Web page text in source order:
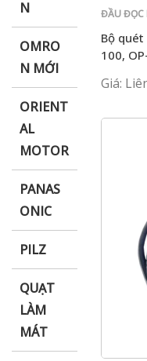
N
OMRO
N MỚI
ORIENT
AL
MOTOR
PANAS
ONIC
PILZ
QUẠT
LÀM
MÁT
ĐẦU ĐỌC
Bộ
100,
Giá: